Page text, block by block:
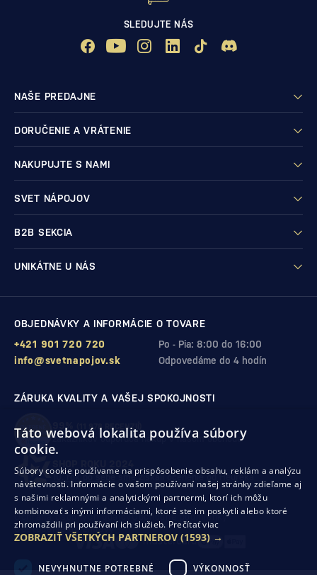
SLEDUJTE NÁS
NAŠE PREDAJNE
DORUČENIE A VRÁTENIE
NAKUPUJTE S NAMI
SVET NÁPOJOV
B2B SEKCIA
UNIKÁTNE U NÁS
OBJEDNÁVKY A INFORMÁCIE O TOVARE
Po - Pia: 8:00 do 16:00
+421 901 720 720
Odpovedáme do 4 hodín
info@svetnapojov.sk
ZÁRUKA KVALITY A VAŠEJ SPOKOJNOSTI
99% (11 978 RECENZIÍ)
zákazníkov odporúča nákup v našom obchode
10. rok po sebesme získali ocenenie od Heureka
Ochrana osobných údajovObchodné podmienky
Odstúpenie od zmluvy
Táto webová lokalita používa súbory
cookie.
Súbory cookie používame na prispôsobenie obsahu, reklám a analýzu
návštevnosti. Informácie o vašom používaní našej stránky zdieľame aj
s našimi reklamnými a analytickými partnermi, ktorí ich môžu
kombinovať s inými informáciami, ktoré ste im poskytli alebo ktoré
zhromaždili pri používaní ich služieb. Prečítať viac
ZOBRAZIŤ VŠETKÝCH PARTNEROV (1593) →
NEVYHNUTNE POTREBNÉ VÝKONNOSŤ